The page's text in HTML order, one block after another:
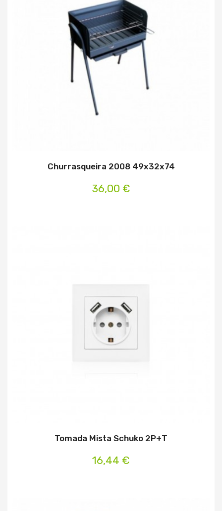
Churrasqueira 2008 49x32x74
36,00 €
Tomada Mista Schuko 2P+T
16,44 €